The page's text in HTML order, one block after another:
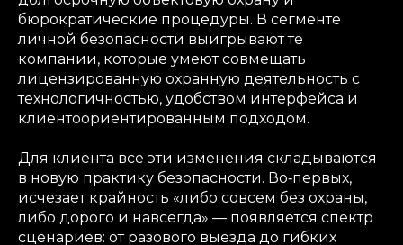
бюрократические процедуры. В сегменте
личной безопасности выигрывают те
компании, которые умеют совмещать
лицензированную охранную деятельность с
технологичностью, удобством интерфейса и
клиентоориентированным подходом.
Для клиента все эти изменения складываются
в новую практику безопасности. Во‑первых,
исчезает крайность «либо совсем без охраны,
либо дорого и навсегда» — появляется спектр
сценариев: от разового выезда до гибких